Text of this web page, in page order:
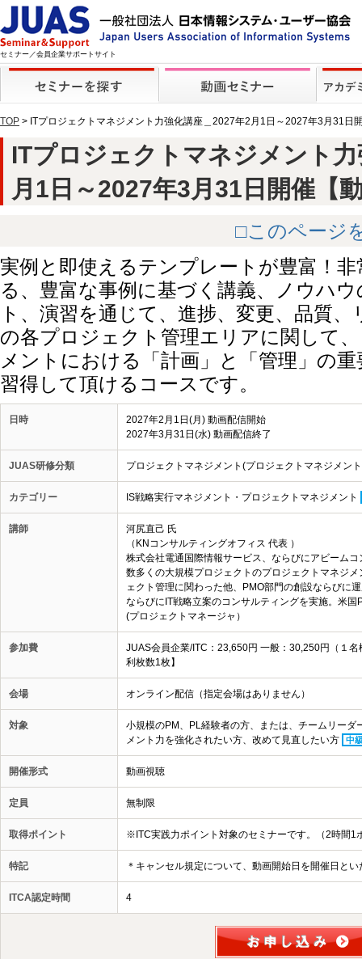
セミナー／会員企業サポートサイト
TOP > ITプロジェクトマネジメント力強化講座＿2027年2月1日～2027年3月31日
ITプロジェクトマネジメント
月1日～2027年3月31日開催【
□このページ
実例と即使えるテンプレートが豊富！
る、豊富な事例に基づく講義、ノウハ
ト、演習を通じて、進捗、変更、品質
の各プロジェクト管理エリアに関して
メントにおける「計画」と「管理」の
習得して頂けるコースです。
日時
2027年2月1日(月) 動画配信開始
2027年3月31日(水) 動画配信終了
JUAS研修分類 プロジェクトマネジメント(プロジェクトマネジメン
カテゴリー IS戦略実行マネジメント・プロジェクトマネジメント
講師
河尻直己 氏
（KNコンサルティングオフィス 代表 ）
株式会社電通国際情報サービス、ならびにアビーム
数多くの大規模プロジェクトのプロジェクトマネジ
ェクト管理に関わった他、PMO部門の創設ならび
ならびにIT戦略立案のコンサルティングを実施。米
(プロジェクトマネージャ）
参加費
JUAS会員企業/ITC：23,650円 一般：30,250円（１
利枚数1枚】
会場 オンライン配信（指定会場はありません）
対象
小規模のPM、PL経験者の方、または、チームリー
メント力を強化されたい方、改めて見直したい方
中
開催形式 動画視聴
定員 無制限
取得ポイント ※ITC実践力ポイント対象のセミナーです。（2時間1
特記 ＊キャンセル規定について、動画開始日を開催日とい
ITCA認定時間 4